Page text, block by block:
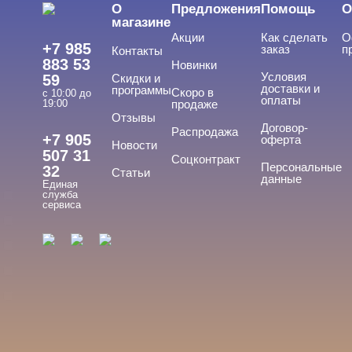
Подология
Уход
Фрезы, боры, колпачки
Cвернуть
ADRICOCO
ARTEX
+7 985
883 53
59
с 10:00 до
19:00
+7 905
507 31
32
Единая
служба
сервиса
О
магазине
Контакты
Скидки и
программы
Отзывы
Новости
Статьи
Предложения
Акции
Новинки
Скоро в
продаже
Распродажа
Соцконтракт
Помощь
Как сделать
заказ
Условия
доставки и
оплаты
Договор-
оферта
Персональные
данные